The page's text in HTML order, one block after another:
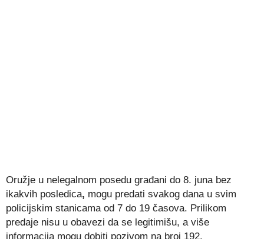
Oružje u nelegalnom posedu građani do 8. juna bez
ikakvih posledica, mogu predati svakog dana u svim
policijskim stanicama od 7 do 19 časova. Prilikom
predaje nisu u obavezi da se legitimišu, a više
informacija mogu dobiti pozivom na broj 192.